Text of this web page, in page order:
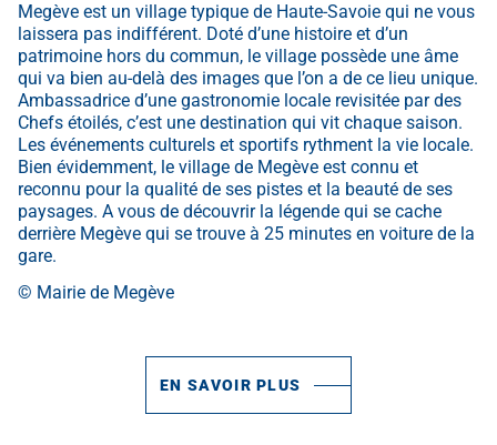
Megève est un village typique de Haute-Savoie qui ne vous
laissera pas indifférent. Doté d’une histoire et d’un
patrimoine hors du commun, le village possède une âme
qui va bien au-delà des images que l’on a de ce lieu unique.
Ambassadrice d’une gastronomie locale revisitée par des
Chefs étoilés, c’est une destination qui vit chaque saison.
Les événements culturels et sportifs rythment la vie locale.
Bien évidemment, le village de Megève est connu et
reconnu pour la qualité de ses pistes et la beauté de ses
paysages. A vous de découvrir la légende qui se cache
derrière Megève qui se trouve à 25 minutes en voiture de la
gare.
© Mairie de Megève
EN SAVOIR PLUS